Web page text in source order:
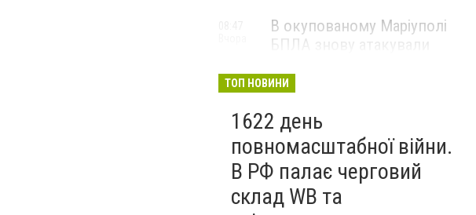
В окупованому Маріуполі
БПЛА знову атакували
— ВІДЕО
ТОП НОВИНИ
1622 день
повномасштабної війни.
В РФ палає черговий
склад WB та